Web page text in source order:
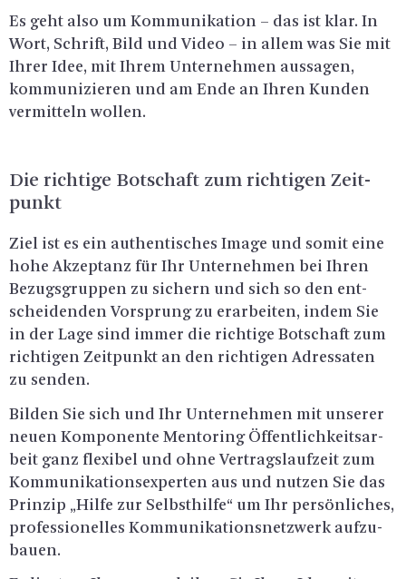
Es geht also um Kom­mu­ni­ka­ti­on – das ist klar. In
Wort, Schrift, Bild und Video – in allem was Sie mit
Ihrer Idee, mit Ihrem Un­ter­neh­men aus­sa­gen,
kom­mu­ni­zie­ren und am Ende an Ihren Kun­den
ver­mit­teln wol­len.
Die rich­ti­ge Bot­schaft zum rich­ti­gen Zeit­
punkt
Ziel ist es ein au­then­ti­sches Image und somit eine
hohe Ak­zep­tanz für Ihr Un­ter­neh­men bei Ihren
Be­zugs­grup­pen zu si­chern und sich so den ent­
schei­den­den Vor­sprung zu er­ar­bei­ten, indem Sie
in der Lage sind immer die rich­ti­ge Bot­schaft zum
rich­ti­gen Zeit­punkt an den rich­ti­gen Adres­sa­ten
zu sen­den.
Bil­den Sie sich und Ihr Un­ter­neh­men mit un­se­rer
neuen Kom­po­nen­te Men­to­ring Öf­fent­lich­keits­ar­
beit ganz fle­xi­bel und ohne Ver­trags­lauf­zeit zum
Kom­mu­ni­ka­ti­ons­ex­per­ten aus und nut­zen Sie das
Prin­zip „Hilfe zur Selbst­hil­fe“ um Ihr per­sön­li­ches,
pro­fes­sio­nel­les Kom­mu­ni­ka­ti­ons­netz­werk auf­zu­
bau­en.